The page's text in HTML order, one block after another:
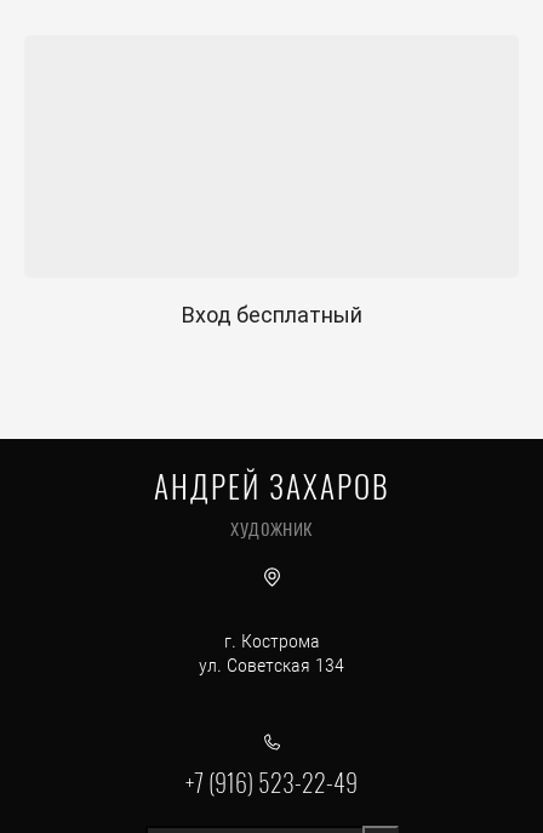
Вход бесплатный
г. Кострома
ул. Советская 134
АНДРЕЙ ЗАХАРОВ
художник
+7 (916) 523-22-49